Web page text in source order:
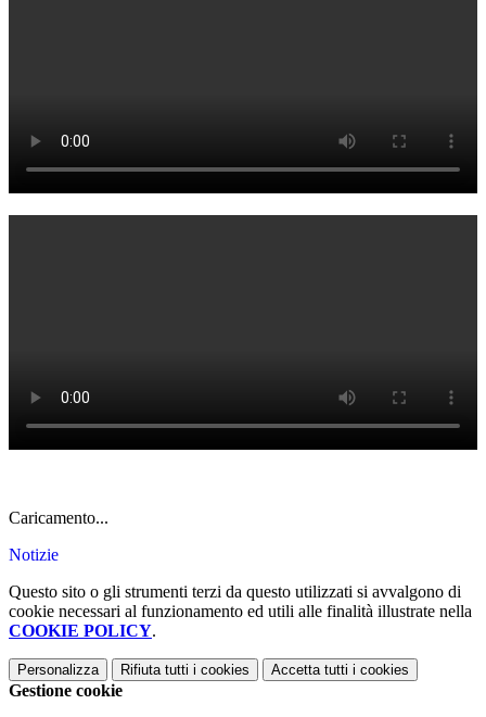
Caricamento...
Notizie
Questo sito o gli strumenti terzi da questo utilizzati si avvalgono di
cookie necessari al funzionamento ed utili alle finalità illustrate nella
COOKIE POLICY.
Personalizza Rifiuta tutti i cookies Accetta tutti i cookies
Gestione cookie